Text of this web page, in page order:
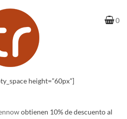
0
height=”60px”]
obtienen 10% de descuento al